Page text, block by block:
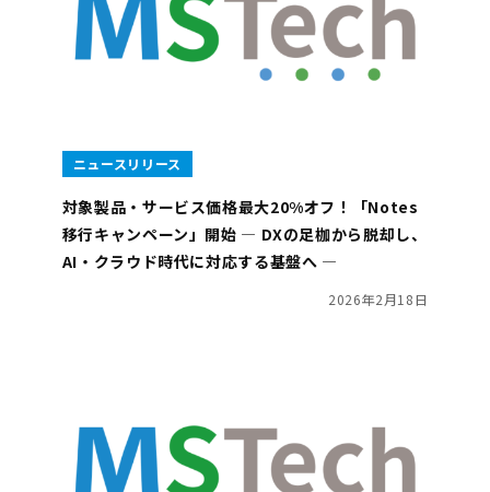
ニュースリリース
対象製品・サービス価格最大20%オフ！「Notes
移行キャンペーン」開始 ― DXの足枷から脱却し、
AI・クラウド時代に対応する基盤へ ―
2026年2月18日